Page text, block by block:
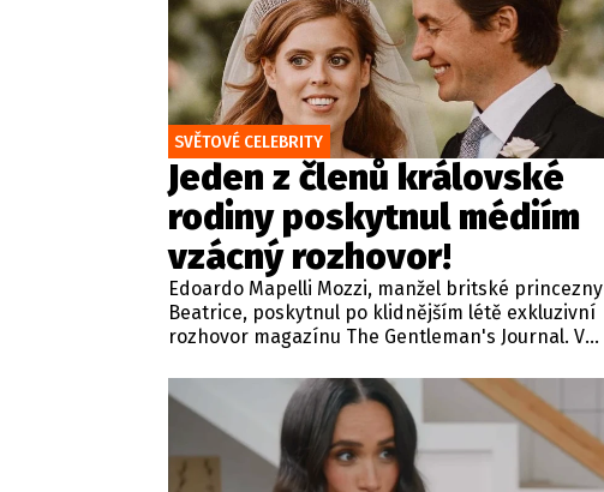
SVĚTOVÉ CELEBRITY
Jeden z členů královské
rodiny poskytnul médiím
vzácný rozhovor!
Edoardo Mapelli Mozzi, manžel britské princezny
Beatrice, poskytnul po klidnějším létě exkluzivní
rozhovor magazínu The Gentleman's Journal. V
osobní hodnoty odkryl své soukromí, oblíbené
rituály i pohled na rodinný život.